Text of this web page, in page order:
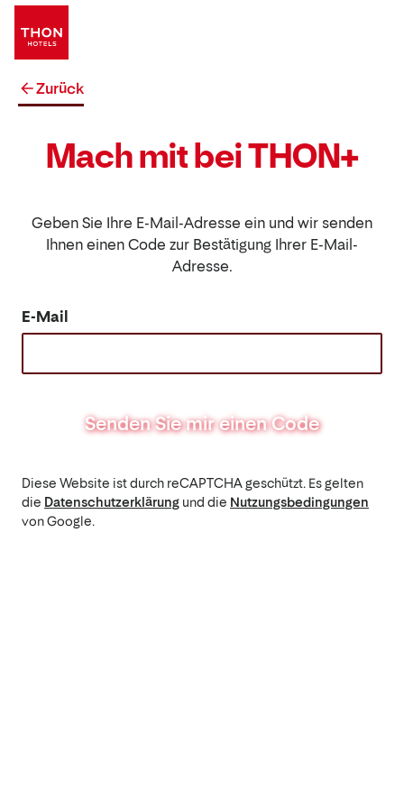
Zurück
Mach mit bei THON+
Geben Sie Ihre E-Mail-Adresse ein und wir senden
Ihnen einen Code zur Bestätigung Ihrer E-Mail-
Adresse.
E-Mail
Senden Sie mir einen Code
Diese Website ist durch reCAPTCHA geschützt. Es gelten
die Datenschutzerklärung und die Nutzungsbedingungen
von Google.